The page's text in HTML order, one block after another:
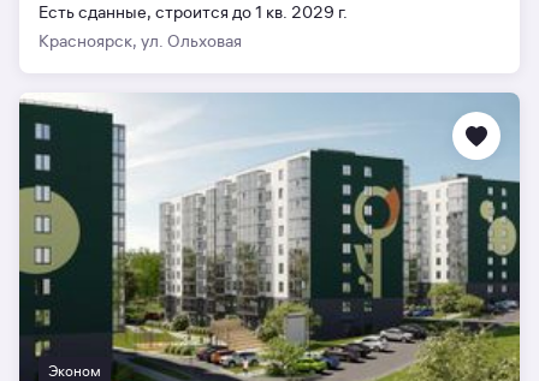
Есть сданные, строится до 1 кв. 2029 г.
Красноярск, ул. Ольховая
Эконом